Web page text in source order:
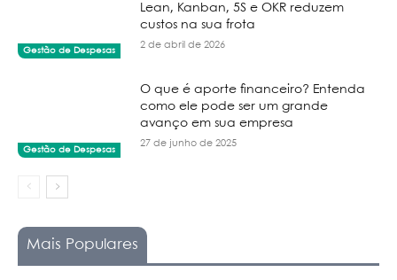
Gestão de Despesas
Lean, Kanban, 5S e OKR reduzem
custos na sua frota
2 de abril de 2026
Gestão de Despesas
O que é aporte financeiro? Entenda
como ele pode ser um grande
avanço em sua empresa
27 de junho de 2025
Mais Populares